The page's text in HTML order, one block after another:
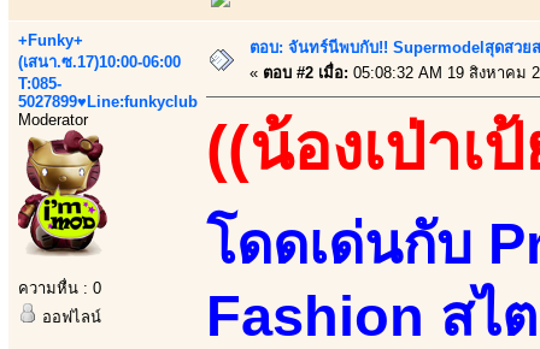
+Funky+
(เสนา.ซ.17)10:00-06:00
T:085-
5027899♥Line:funkyclub
Moderator
ความหื่น : 0
ออฟไลน์
ตอบ: จันทร์นีพบกับ!! Supermodelสุดสวย
« ตอบ #2 เมื่อ: 05:08:32 AM 19 สิงหาคม
((น้องเป่าเ
โดดเด่นกับ
Fashion สไ